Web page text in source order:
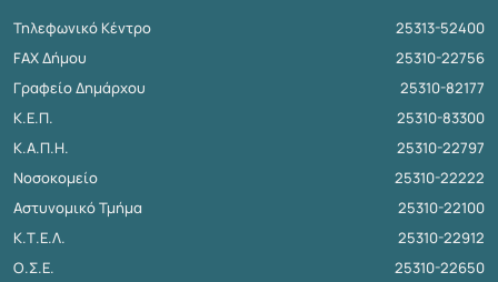
Τηλεφωνικό Κέντρο
25313-52400
FAX Δήμου
25310-22756
Γραφείο Δημάρχου
25310-82177
Κ.Ε.Π.
25310-83300
Κ.Α.Π.Η.
25310-22797
Νοσοκομείο
25310-22222
Αστυνομικό Τμήμα
25310-22100
Κ.Τ.Ε.Λ.
25310-22912
Ο.Σ.Ε.
25310-22650